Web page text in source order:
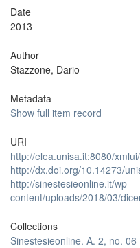
Date
2013
Author
Stazzone, Dario
Metadata
Show full item record
URI
http://elea.unisa.it:8080/
http://dx.doi.org/10.14273/
http://sinestesieonline.it/wp-
content/uploads/2018/03/
Collections
Sinestesieonline. A. 2, no.